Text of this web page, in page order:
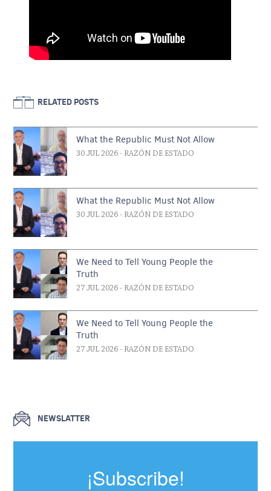
RELATED POSTS
What the Republic Must Not Allow
30 JUL 2026 - RAZÓN DE ESTADO
What the Republic Must Not Allow
30 JUL 2026 - RAZÓN DE ESTADO
We Need to Tell Young People the
Truth
27 JUL 2026 - RAZÓN DE ESTADO
We Need to Tell Young People the
Truth
27 JUL 2026 - RAZÓN DE ESTADO
NEWSLATTER
¡Subscribe!